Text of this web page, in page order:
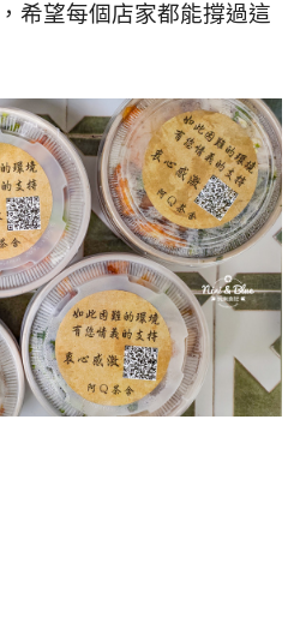
希望每個店家都能撐過這